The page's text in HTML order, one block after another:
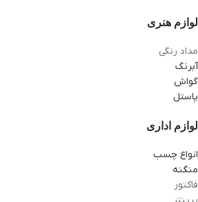
لوازم هنری
مداد رنگی
آبرنگ
گواش
پاستل
لوازم اداری
انواع چسب
منگنه
فاکتور